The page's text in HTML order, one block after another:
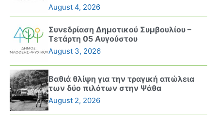
August 4, 2026
Συνεδρίαση Δημοτικού Συμβουλίου –
Τετάρτη 05 Αυγούστου
August 3, 2026
Βαθιά θλίψη για την τραγική απώλεια
των δύο πιλότων στην Ψάθα
August 2, 2026